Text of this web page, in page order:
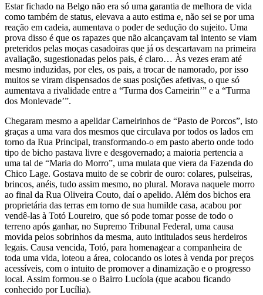
Estar fichado na Belgo não era só uma garantia de melhora de vida
como também de status, elevava a auto estima e, não sei se por uma
reação em cadeia, aumentava o poder de sedução do sujeito. Uma
prova disso é que os rapazes que não alcançavam tal intento se viam
preteridos pelas moças casadoiras que já os descartavam na primeira
avaliação, sugestionadas pelos pais, é claro… Às vezes eram até
mesmo induzidas, por eles, os pais, a trocar de namorado, por isso
muitos se viram dispensados de suas posições afetivas, o que só
aumentava a rivalidade entre a “Turma dos Carneirin’” e a “Turma
dos Monlevade’”.
Chegaram mesmo a apelidar Carneirinhos de “Pasto de Porcos”, isto
graças a uma vara dos mesmos que circulava por todos os lados em
torno da Rua Principal, transformando-o em pasto aberto onde todo
tipo de bicho pastava livre e desgovernado; a maioria pertencia a
uma tal de “Maria do Morro”, uma mulata que viera da Fazenda do
Chico Lage. Gostava muito de se cobrir de ouro: colares, pulseiras,
brincos, anéis, tudo assim mesmo, no plural. Morava naquele morro
ao final da Rua Oliveira Couto, daí o apelido. Além dos bichos era
proprietária das terras em torno de sua humilde casa, acabou por
vendê-las à Totó Loureiro, que só pode tomar posse de todo o
terreno após ganhar, no Supremo Tribunal Federal, uma causa
movida pelos sobrinhos da mesma, auto intitulados seus herdeiros
legais. Causa vencida, Totó, para homenagear a companheira de
toda uma vida, loteou a área, colocando os lotes à venda por preços
acessíveis, com o intuito de promover a dinamização e o progresso
local. Assim formou-se o Bairro Lucíola (que acabou ficando
conhecido por Lucília).